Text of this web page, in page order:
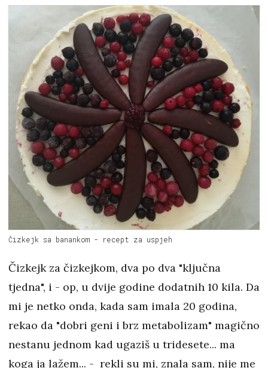
Čizkejk sa banankom - recept za uspjeh
Čizkejk za čizkejkom, dva po dva "ključna
tjedna", i - op, u dvije godine dodatnih 10 kila. Da
mi je netko onda, kada sam imala 20 godina,
rekao da "dobri geni i brz metabolizam" magično
nestanu jednom kad ugaziš u tridesete... ma
koga ja lažem... - rekli su mi, znala sam, nije me